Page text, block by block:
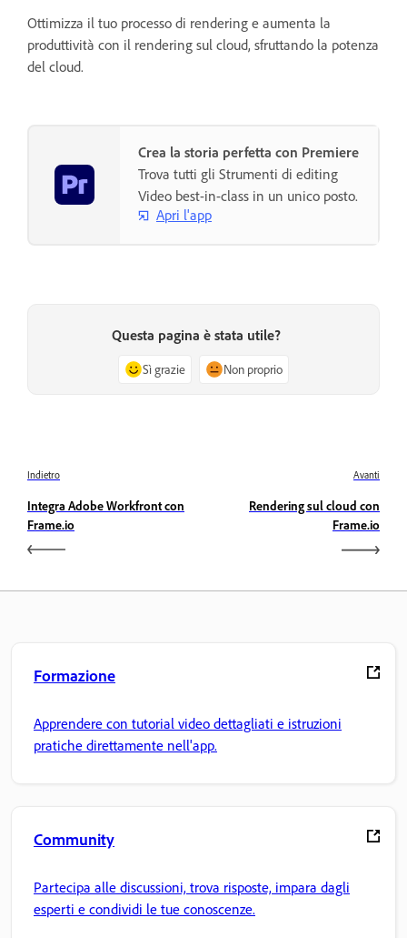
Ottimizza il tuo processo di rendering e aumenta la
produttività con il rendering sul cloud, sfruttando la potenza
del cloud.
Crea la storia perfetta con Premiere
Trova tutti gli Strumenti di editing
Video best-in-class in un unico posto.
Apri l'app
Questa pagina è stata utile?
Sì grazie Non proprio
Indietro
Integra Adobe Workfront con
Frame.io
Avanti
Rendering sul cloud con
Frame.io
Formazione
Apprendere con tutorial video dettagliati e istruzioni
pratiche direttamente nell'app.
Community
Partecipa alle discussioni, trova risposte, impara dagli
esperti e condividi le tue conoscenze.